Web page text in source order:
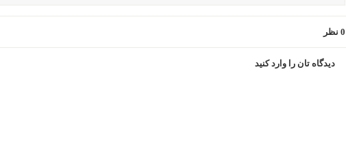
0 نظر
دیدگاه تان را وارد کنید